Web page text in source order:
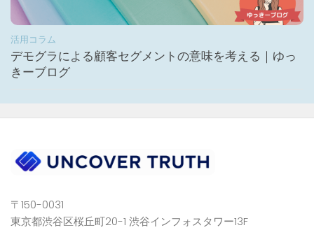
活用コラム
デモグラによる顧客セグメントの意味を考える｜ゆっ
きーブログ
〒150-0031
東京都渋谷区桜丘町20-1 渋谷インフォスタワー13F